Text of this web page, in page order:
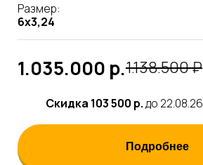
Размер:
6х3,24
1.035.000 р.1.138.500 ₽
Скидка 103 500 р.до 22.08.26
Подробнее